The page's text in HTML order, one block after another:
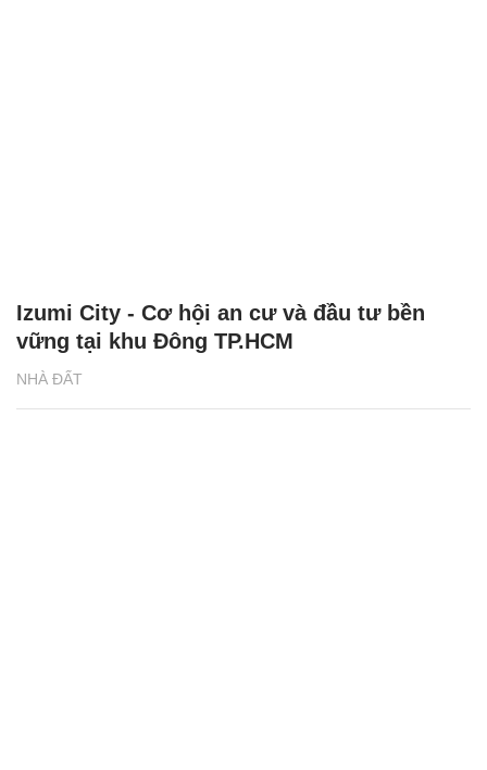
NHÀ ĐẤT
Izumi City - Cơ hội an cư và đầu tư bền
vững tại khu Đông TP.HCM